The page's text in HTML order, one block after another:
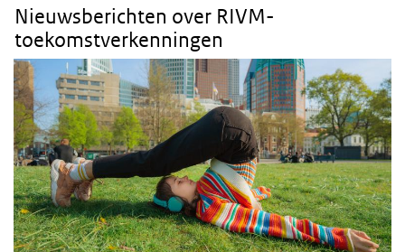
Nieuwsberichten over RIVM-
toekomstverkenningen